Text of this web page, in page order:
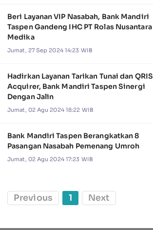
Beri Layanan VIP Nasabah, Bank Mandiri
Taspen Gandeng IHC PT Rolas Nusantara
Medika
Jumat, 27 Sep 2024 14:23 WIB
Hadirkan Layanan Tarikan Tunai dan QRIS
Acquirer, Bank Mandiri Taspen Sinergi
Dengan Jalin
Jumat, 02 Agu 2024 18:22 WIB
Bank Mandiri Taspen Berangkatkan 8
Pasangan Nasabah Pemenang Umroh
Jumat, 02 Agu 2024 17:23 WIB
Previous 1 Next